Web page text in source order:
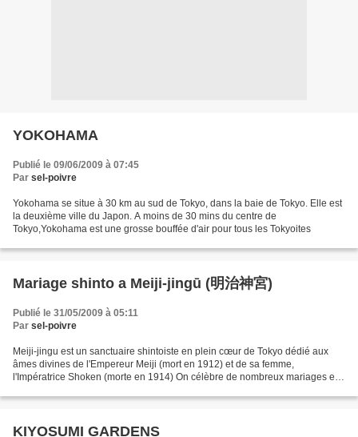
YOKOHAMA
Publié le 09/06/2009 à 07:45
Par sel-poivre
Yokohama se situe à 30 km au sud de Tokyo, dans la baie de Tokyo. Elle est
la deuxième ville du Japon. A moins de 30 mins du centre de
Tokyo,Yokohama est une grosse bouffée d'air pour tous les Tokyoites
Mariage shinto a Meiji-jingū (明治神宮)
Publié le 31/05/2009 à 05:11
Par sel-poivre
Meiji-jingu est un sanctuaire shintoiste en plein cœur de Tokyo dédié aux
âmes divines de l'Empereur Meiji (mort en 1912) et de sa femme,
l'Impératrice Shoken (morte en 1914) On célèbre de nombreux mariages et
KIYOSUMI GARDENS